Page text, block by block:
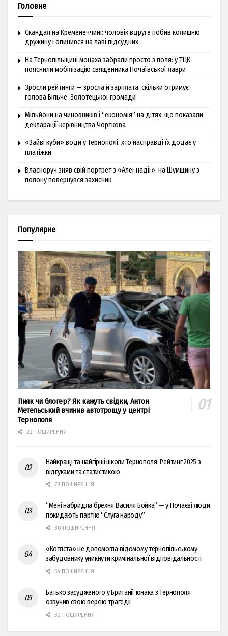
Головне
Скандал на Кременеччині: чоловік вдруге побив колишню
дружину і опинився на лаві підсудних
На Тернопільщині монаха забрали просто з поля: у ТЦК
пояснили мобілізацію священника Почаївської лаври
Зросли рейтинги — зросла й зарплата: скільки отримує
голова Більче-Золотецької громади
Мільйони на чиновників і “економія” на дітях: що показали
декларації керівництва Чорткова
«Зайві куби» води у Тернополі: хто насправді їх додає у
платіжки
Власноруч зняв свій портрет з «Алеї надії»: на Шумщину з
полону повернувся захисник
Популярне
Пияк чи блогер? Як кажуть свідки, Антон
Метельський вчинив автотрощу у центрі
Тернополя
22 ПОШИРЕННЯ
Найкращі та найгірші школи Тернополя: Рейтинг 2025 з
відгуками та статистикою
78 ПОШИРЕННЯ
“Мені набридла брехня Василя Бойка” — у Почаєві люди
покидають партію “Слуга народу”
30 ПОШИРЕННЯ
«Котлєта» не допомогла відомому тернопільському
забудовнику уникнути кримінальної відповідальності
54 ПОШИРЕННЯ
Батько засудженого у Британії юнака з Тернополя
озвучив свою версію трагедії
32 ПОШИРЕННЯ